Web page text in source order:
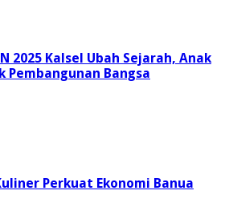
2025 Kalsel Ubah Sejarah, Anak
Pembangunan Bangsa
Perkuat Ekonomi Banua